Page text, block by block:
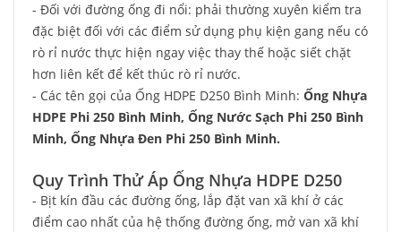
- Đối với đường ống đi nổi: phải thường xuyên kiểm tra
đặc biệt đối với các điểm sử dụng phụ kiện gang nếu có
rò rỉ nước thực hiện ngay việc thay thế hoặc siết chặt
hơn liên kết để kết thúc rò rỉ nước.
- Các tên gọi của Ống HDPE D250 Bình Minh: Ống Nhựa
HDPE Phi 250 Bình Minh, Ống Nước Sạch Phi 250 Bình
Minh, Ống Nhựa Đen Phi 250 Bình Minh.
Quy Trình Thử Áp Ống Nhựa HDPE D250
- Bịt kín đầu các đường ống, lắp đặt van xã khí ở các
điểm cao nhất của hệ thống đường ống, mở van xã khí